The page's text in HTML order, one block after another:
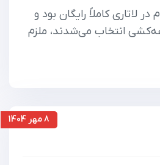
لاتاری کاملاً رایگان بود و
انتخاب می‌شدند، ملزم
8 مهر 1404